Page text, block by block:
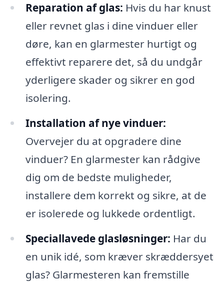
Reparation af glas: Hvis du har knust
eller revnet glas i dine vinduer eller
døre, kan en glarmester hurtigt og
effektivt reparere det, så du undgår
yderligere skader og sikrer en god
isolering.
Installation af nye vinduer:
Overvejer du at opgradere dine
vinduer? En glarmester kan rådgive
dig om de bedste muligheder,
installere dem korrekt og sikre, at de
er isolerede og lukkede ordentligt.
Speciallavede glasløsninger: Har du
en unik idé, som kræver skræddersyet
glas? Glarmesteren kan fremstille